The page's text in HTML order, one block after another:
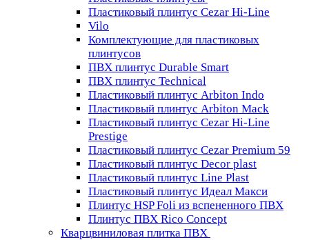
Пластиковый плинтус Cezar Hi-Line
Vilo
Комплектующие для пластиковых
плинтусов
ПВХ плинтус Durable Smart
ПВХ плинтус Technical
Пластиковый плинтус Arbiton Indo
Пластиковый плинтус Arbiton Mack
Пластиковый плинтус Cezar Hi-Line
Prestige
Пластиковый плинтус Cezar Premium 59
Пластиковый плинтус Decor plast
Пластиковый плинтус Line Plast
Пластиковый плинтус Идеал Макси
Плинтус HSP Foli из вспененного ПВХ
Плинтус ПВХ Rico Concept
Кварцвиниловая плитка ПВХ